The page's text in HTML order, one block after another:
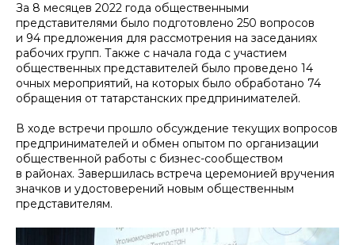
За 8 месяцев 2022 года общественными
представителями было подготовлено 250 вопросов
и 94 предложения для рассмотрения на заседаниях
рабочих групп. Также с начала года с участием
общественных представителей было проведено 14
очных мероприятий, на которых было обработано 74
обращения от татарстанских предпринимателей.
В ходе встречи прошло обсуждение текущих вопросов
предпринимателей и обмен опытом по организации
общественной работы с бизнес-сообществом
в районах. Завершилась встреча церемонией вручения
значков и удостоверений новым общественным
представителям.